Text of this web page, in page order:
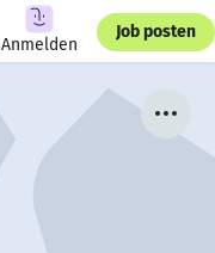
Anmelden
Job posten